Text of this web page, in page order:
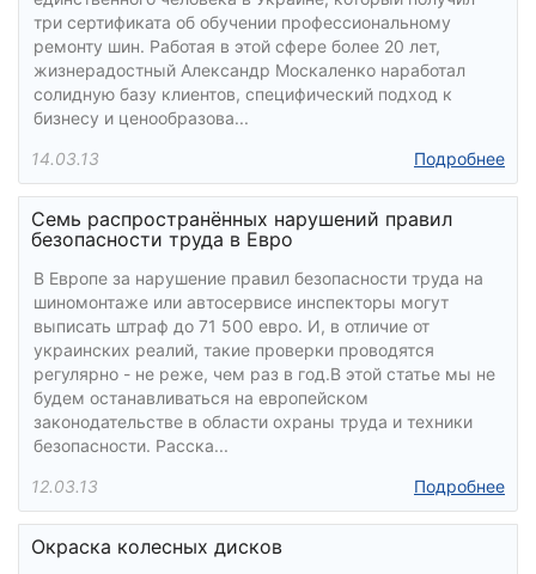
три сертификата об обучении профессиональному
ремонту шин. Работая в этой сфере более 20 лет,
жизнерадостный Александр Москаленко наработал
солидную базу клиентов, специфический подход к
бизнесу и ценообразова...
14.03.13
Подробнее
Семь распространённых нарушений правил
безопасности труда в Евро
В Европе за нарушение правил безопасности труда на
шиномонтаже или автосервисе инспекторы могут
выписать штраф до 71 500 евро. И, в отличие от
украинских реалий, такие проверки проводятся
регулярно - не реже, чем раз в год.В этой статье мы не
будем останавливаться на европейском
законодательстве в области охраны труда и техники
безопасности. Расска...
12.03.13
Подробнее
Окраска колесных дисков